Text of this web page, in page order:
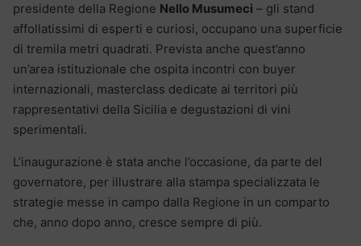
presidente della Regione Nello Musumeci – gli stand
affollatissimi di esperti e curiosi, occupano una superficie
di tremila metri quadrati. Prevista anche quest’anno
un’area istituzionale che ospita incontri con buyer
internazionali, masterclass dedicate ai territori più
rappresentativi della Sicilia e degustazioni di vini
sperimentali.
L’inaugurazione è stata anche l’occasione, da parte del
governatore, per illustrare alla stampa specializzata le
strategie messe in campo dalla Regione in un comparto
che, anno dopo anno, cresce sempre di più.